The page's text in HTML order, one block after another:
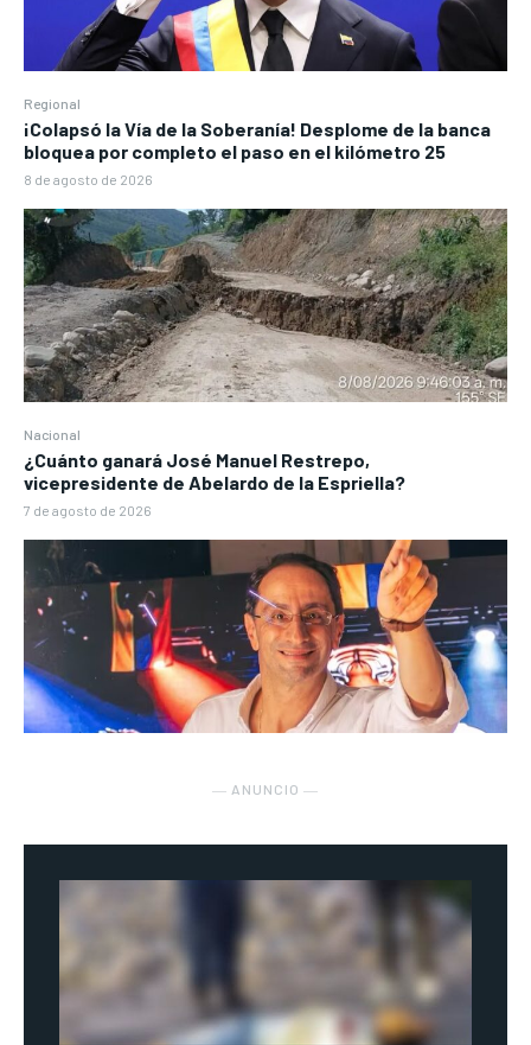
Regional
¡Colapsó la Vía de la Soberanía! Desplome de la banca
bloquea por completo el paso en el kilómetro 25
8 de agosto de 2026
Nacional
¿Cuánto ganará José Manuel Restrepo,
vicepresidente de Abelardo de la Espriella?
7 de agosto de 2026
― ANUNCIO ―